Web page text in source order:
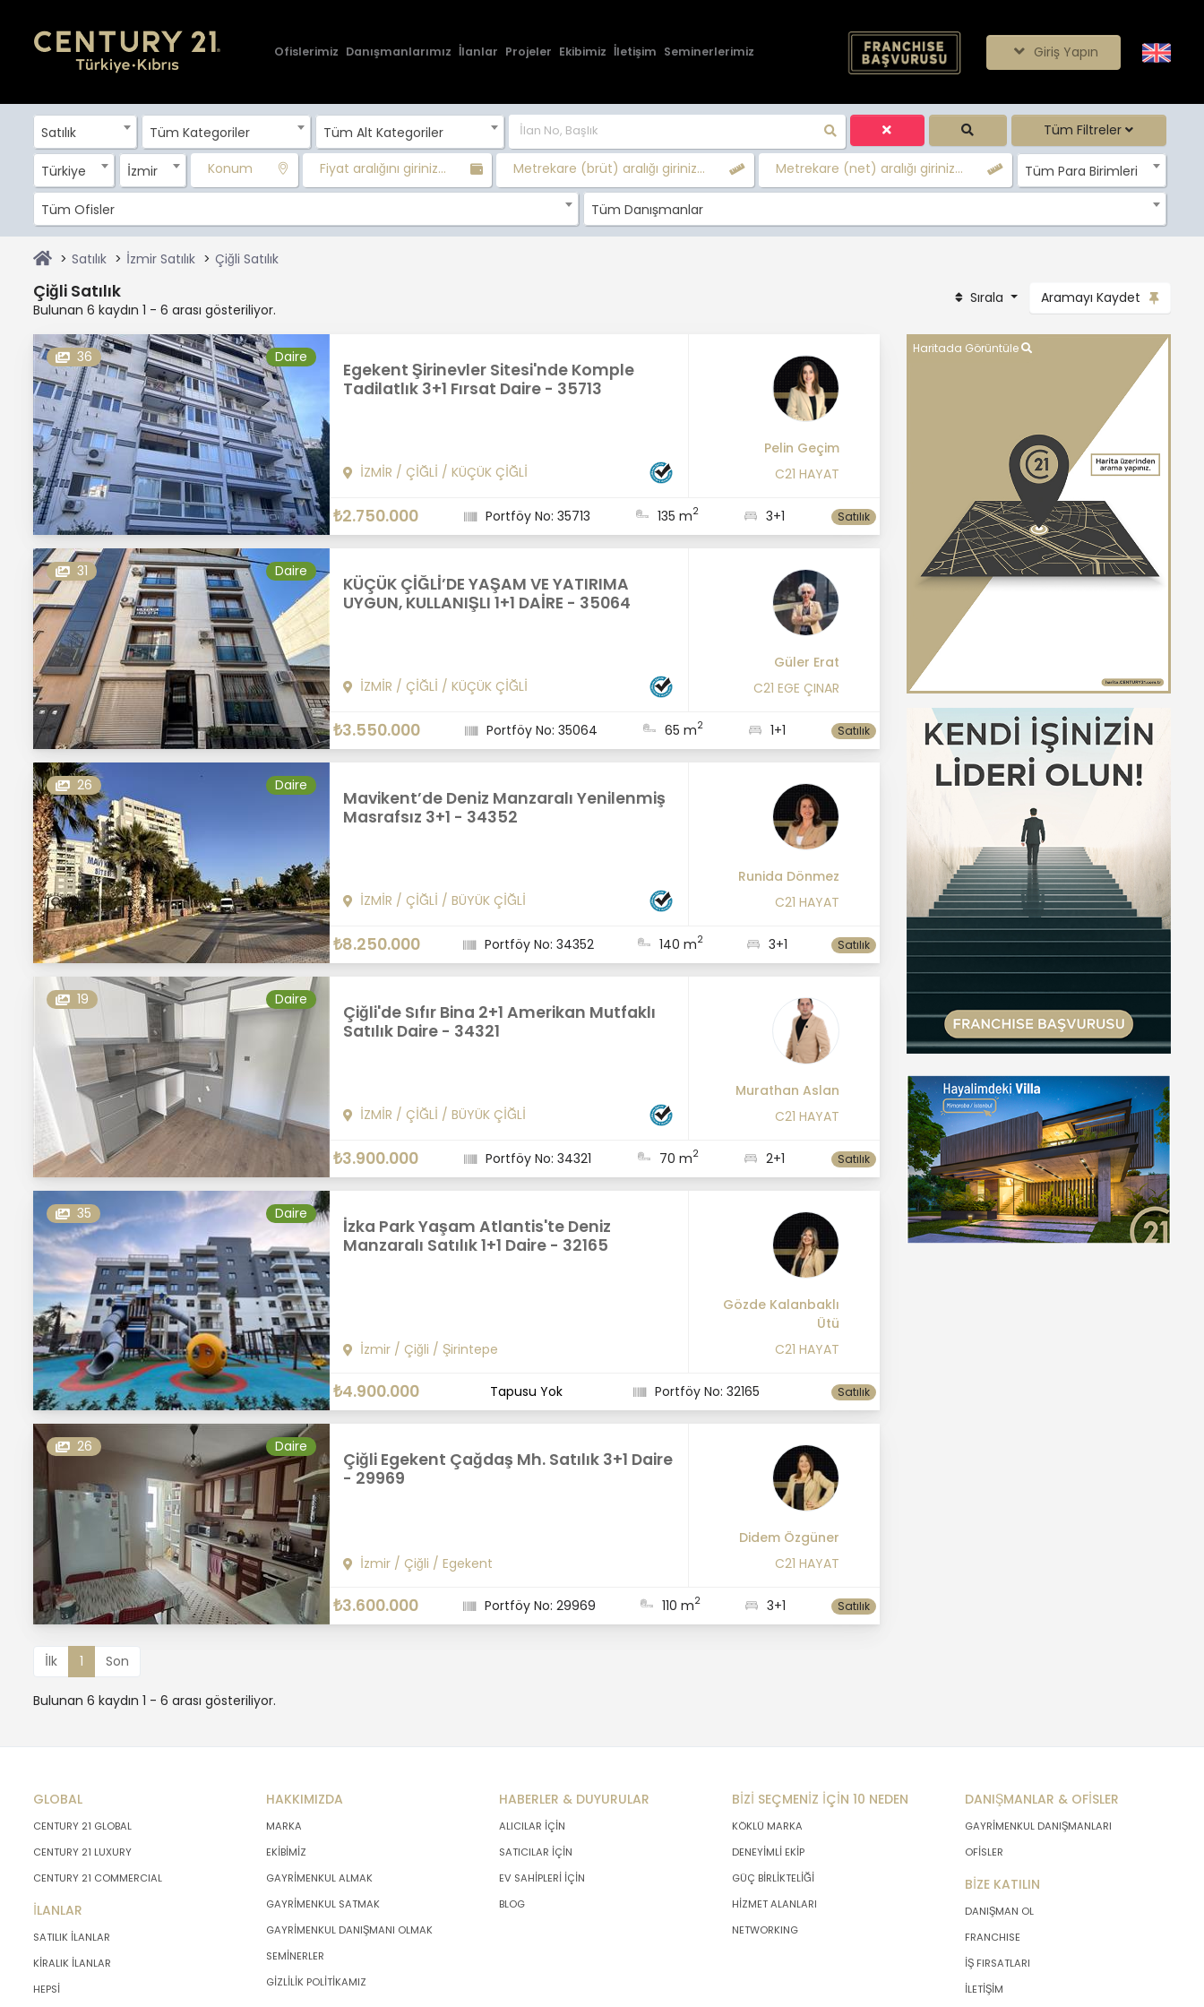
Ofislerimiz Danışmanlarımız İlanlar Projeler Ekibimiz İletişim Seminerlerimiz Giriş Yapın
Satılık Tüm Kategoriler Tüm Alt Kategoriler Tüm Filtreler
Türkiye İzmir Konum Fiyat aralığını giriniz... Metrekare (brüt) aralığı giriniz... Metrekare (net) aralığı giriniz... Tüm Para Birimleri
Tüm Ofisler Tüm Danışmanlar
Satılık İzmir Satılık Çiğli Satılık
Çiğli Satılık
Bulunan 6 kaydın 1 - 6 arası gösteriliyor.
Sırala Aramayı Kaydet
36 Daire
Egekent Şirinevler Sitesi'nde Komple
Tadilatlık 3+1 Fırsat Daire - 35713
İZMİR / ÇİĞLİ / KÜÇÜK ÇİĞLİ
Pelin Geçim
C21 HAYAT
₺2.750.000 Portföy No: 35713 135 m2 3+1 Satılık
31 Daire
KÜÇÜK ÇİĞLİ’DE YAŞAM VE YATIRIMA
UYGUN, KULLANIŞLI 1+1 DAİRE - 35064
İZMİR / ÇİĞLİ / KÜÇÜK ÇİĞLİ
Güler Erat
C21 EGE ÇINAR
₺3.550.000 Portföy No: 35064 65 m2 1+1 Satılık
26 Daire
Mavikent’de Deniz Manzaralı Yenilenmiş
Masrafsız 3+1 - 34352
İZMİR / ÇİĞLİ / BÜYÜK ÇİĞLİ
Runida Dönmez
C21 HAYAT
₺8.250.000 Portföy No: 34352 140 m2 3+1 Satılık
19 Daire
Çiğli'de Sıfır Bina 2+1 Amerikan Mutfaklı
Satılık Daire - 34321
İZMİR / ÇİĞLİ / BÜYÜK ÇİĞLİ
Murathan Aslan
C21 HAYAT
₺3.900.000 Portföy No: 34321 70 m2 2+1 Satılık
35 Daire
İzka Park Yaşam Atlantis'te Deniz
Manzaralı Satılık 1+1 Daire - 32165
İzmir/ Çiğli / Şirintepe
Gözde Kalanbaklı
Ütü
C21 HAYAT
₺4.900.000 Tapusu Yok Portföy No: 32165 Satılık
26 Daire
Çiğli Egekent Çağdaş Mh. Satılık 3+1 Daire
- 29969
İzmir/ Çiğli / Egekent
Didem Özgüner
C21 HAYAT
₺3.600.000 Portföy No: 29969 110 m2 3+1 Satılık
İlk 1 Son
Bulunan 6 kaydın 1 - 6 arası gösteriliyor.
Haritada Görüntüle
GLOBAL
CENTURY 21 GLOBAL
CENTURY 21 LUXURY
CENTURY 21 COMMERCIAL
İLANLAR
SATILIK İLANLAR
KİRALIK İLANLAR
HEPSİ
HAKKIMIZDA
MARKA
EKİBİMİZ
GAYRİMENKUL ALMAK
GAYRİMENKUL SATMAK
GAYRİMENKUL DANIŞMANI OLMAK
SEMİNERLER
GİZLİLİK POLİTİKAMIZ
HABERLER & DUYURULAR
ALICILAR İÇİN
SATICILAR İÇİN
EV SAHİPLERİ İÇİN
BLOG
BİZİ SEÇMENİZ İÇİN 10 NEDEN
KÖKLÜ MARKA
DENEYİMLİ EKİP
GÜÇ BİRLİKTELİĞİ
HİZMET ALANLARI
NETWORKING
DANIŞMANLAR & OFİSLER
GAYRİMENKUL DANIŞMANLARI
OFİSLER
BİZE KATILIN
DANIŞMAN OL
FRANCHISE
İŞ FIRSATLARI
İLETİŞİM